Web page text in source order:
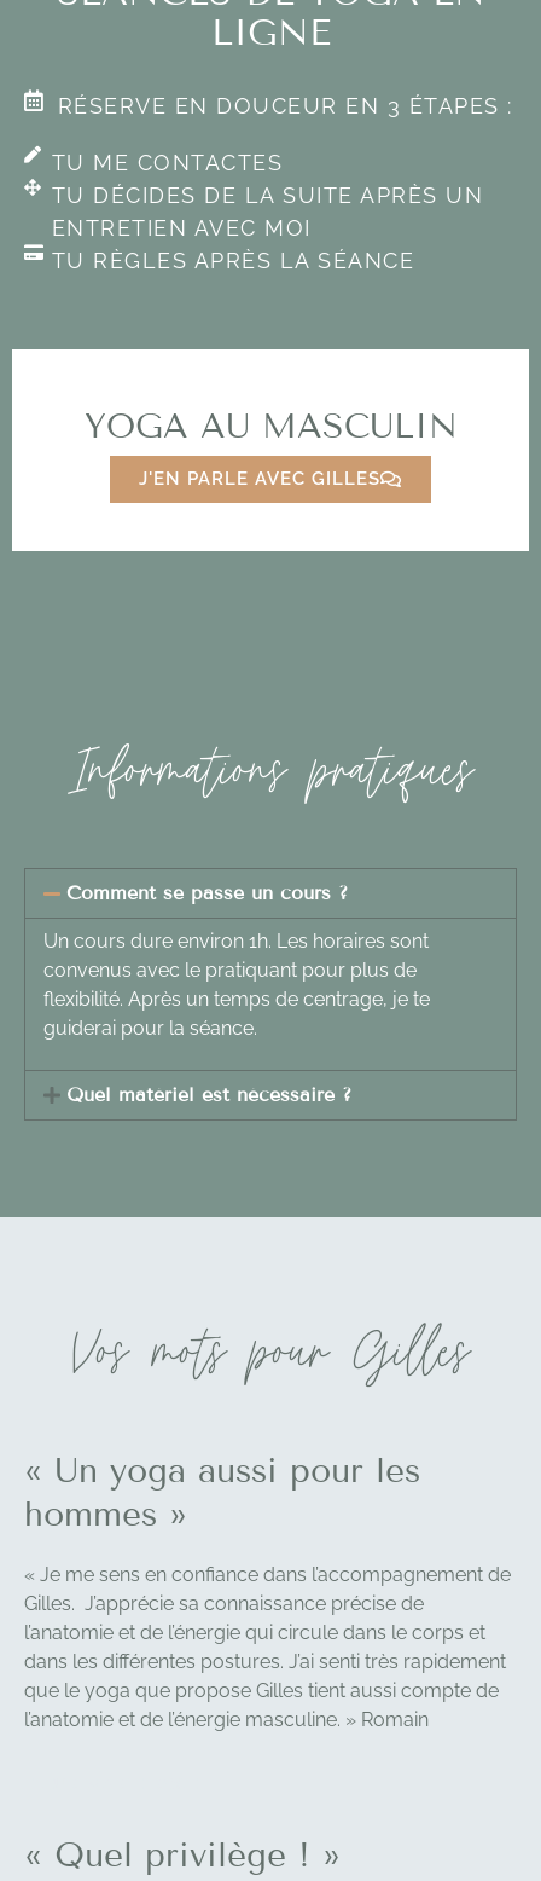
LIGNE
RÉSERVE EN DOUCEUR EN 3 ÉTAPES :
TU ME CONTACTES
TU DÉCIDES DE LA SUITE APRÈS UN
ENTRETIEN AVEC MOI
TU RÈGLES APRÈS LA SÉANCE
YOGA AU MASCULIN
J'EN PARLE AVEC GILLES
Informations pratiques
Comment se passe un cours ?
Un cours dure environ 1h. Les horaires sont
convenus avec le pratiquant pour plus de
flexibilité. Après un temps de centrage, je te
guiderai pour la séance.
Quel matériel est nécessaire ?
Vos mots pour Gilles
« Un yoga aussi pour les
hommes »
« Je me sens en confiance dans l’accompagnement de
Gilles. J’apprécie sa connaissance précise de
l’anatomie et de l’énergie qui circule dans le corps et
dans les différentes postures. J’ai senti très rapidement
que le yoga que propose Gilles tient aussi compte de
l’anatomie et de l’énergie masculine. » Romain
« Quel privilège ! »